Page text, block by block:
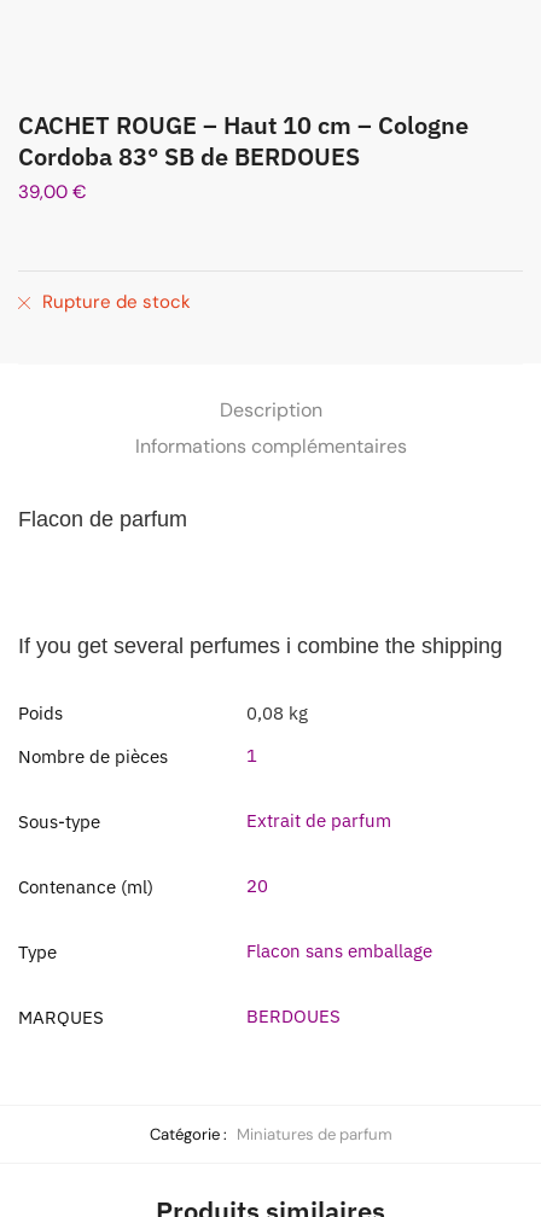
CACHET ROUGE – Haut 10 cm – Cologne
Cordoba 83° SB de BERDOUES
39,00 €
Rupture de stock
Description
Informations complémentaires
Flacon de parfum
If you get several perfumes i combine the shipping
Poids
0,08 kg
Nombre de pièces
1
Sous-type Extrait de parfum
Contenance (ml) 20
Type Flacon sans emballage
MARQUES BERDOUES
Catégorie : Miniatures de parfum